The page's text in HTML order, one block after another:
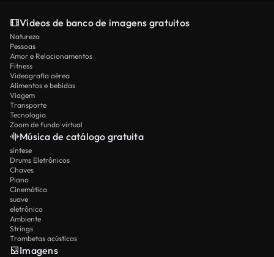
Vídeos de banco de imagens gratuitos
Natureza
Pessoas
Amor e Relacionamentos
Fitness
Videografia aérea
Alimentos e bebidas
Viagem
Transporte
Tecnologia
Zoom de fundo virtual
Música de catálogo gratuita
síntese
Drums Eletrônicos
Chaves
Piano
Cinemática
suave
eletrônico
Ambiente
Strings
Trombetas acústicas
Imagens